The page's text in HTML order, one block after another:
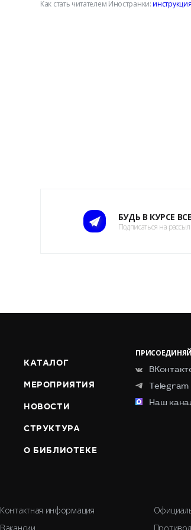
Как стать читателем Иностранки:инструкция
БУДЬ В КУРСЕ
Подписаться на
КАТАЛОГ
МЕРОПРИЯТИЯ
НОВОСТИ
СТРУКТУРА
О БИБЛИОТЕКЕ
Telegram
Наш
Контактная информация